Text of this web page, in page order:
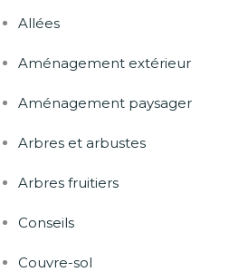
Allées
Aménagement extérieur
Aménagement paysager
Arbres et arbustes
Arbres fruitiers
Conseils
Couvre-sol